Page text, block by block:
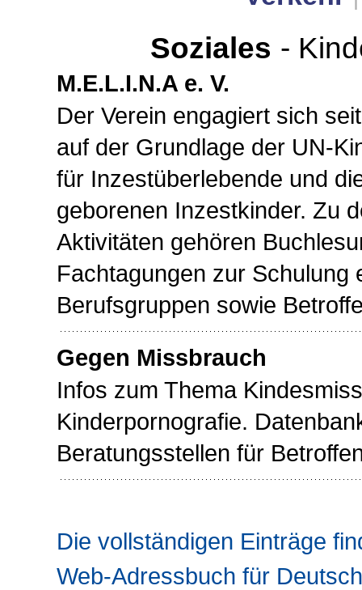
Soziales -
M.E.L.I.N.A e. V.
Der Verein engagiert sich
auf der Grundlage der UN-
für Inzestüberlebende und
geborenen Inzestkinder. Zu
Aktivitäten gehören
Fachtagungen zur Schulung
Berufsgruppen sowie
Gegen Missbrauch
Infos zum Thema
Kinderpornografie.
Beratungsstellen für
Die vollständigen Einträge
Web-Adressbuch für